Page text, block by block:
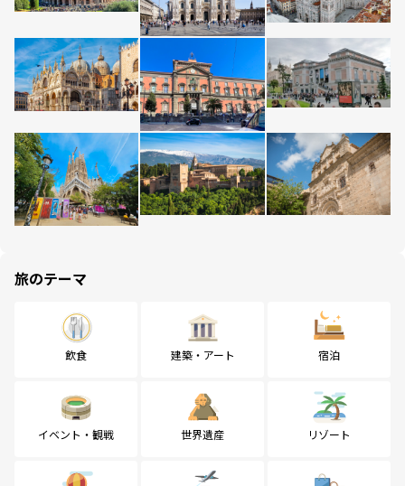
旅のテーマ
飲食 建築・アート 宿泊
イベント・観戦 世界遺産 リゾート